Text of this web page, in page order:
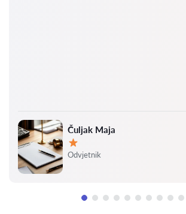
Čuljak Maja
Ocjena:
Odvjetnik